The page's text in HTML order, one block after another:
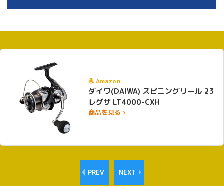
Amazon
ダイワ(DAIWA) スピニングリール 23
レグザ LT4000-CXH
商品を見る ›
PREV NEXT